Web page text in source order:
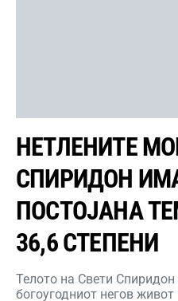
НЕТЛЕНИТЕ
СПИРИДОН
ПОСТОЈАНА
36,6 СТЕПЕНИ
Телото на Свети
богоугодниот негов